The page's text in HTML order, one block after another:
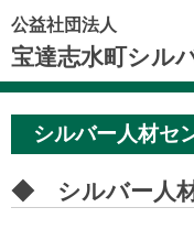
公益社団法人
宝達志水町シル
シルバー人材セ
◆ シルバー人